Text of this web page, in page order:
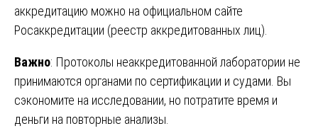
аккредитацию можно на официальном сайте
Росаккредитации (реестр аккредитованных лиц).
Важно: Протоколы неаккредитованной лаборатории не
принимаются органами по сертификации и судами. Вы
сэкономите на исследовании, но потратите время и
деньги на повторные анализы.